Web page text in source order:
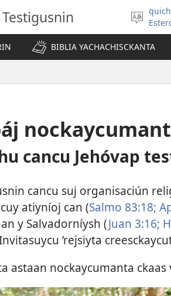
BIBLIA YACHACHISCKANTA
cancu Jehóvap
cancu suj organisaciún
atiyníoj can (Salmo 83:18;
y Salvadorníysh (Juan 3:16;
’rejsiyta
astaan nockaycumanta